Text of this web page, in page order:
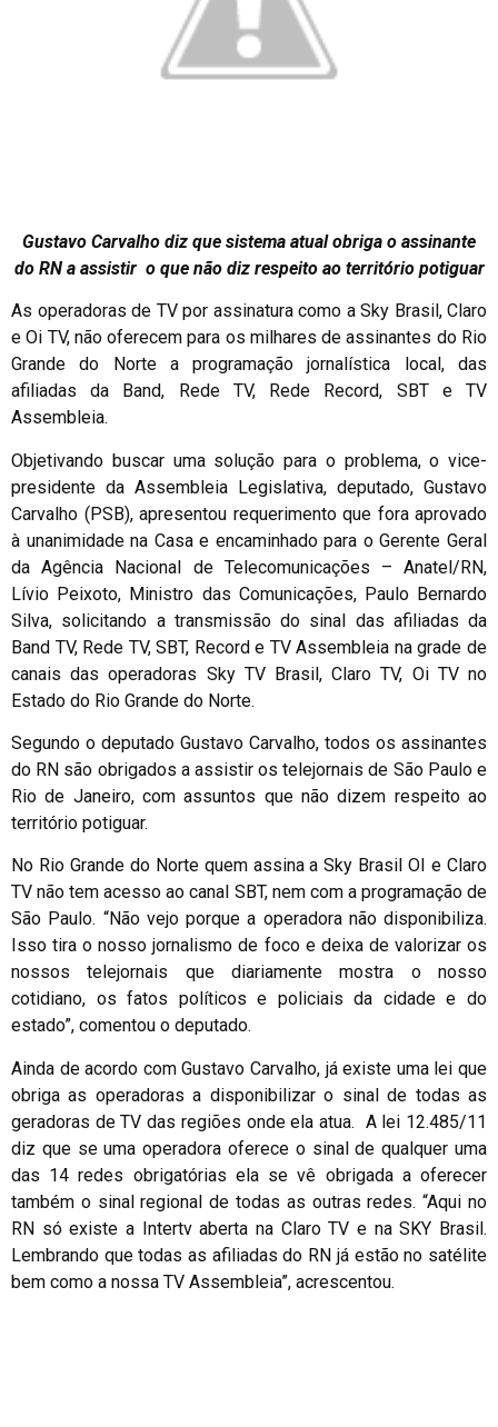
Gustavo Carvalho diz que sistema atual obriga o assinante
do RN a assistir o que não diz respeito ao território potiguar
As operadoras de TV por assinatura como a Sky Brasil, Claro
e Oi TV, não oferecem para os milhares de assinantes do Rio
Grande do Norte a programação jornalística local, das
afiliadas da Band, Rede TV, Rede Record, SBT e TV
Assembleia.
Objetivando buscar uma solução para o problema, o vice-
presidente da Assembleia Legislativa, deputado, Gustavo
Carvalho (PSB), apresentou requerimento que fora aprovado
à unanimidade na Casa e encaminhado para o Gerente Geral
da Agência Nacional de Telecomunicações – Anatel/RN,
Lívio Peixoto, Ministro das Comunicações, Paulo Bernardo
Silva, solicitando a transmissão do sinal das afiliadas da
Band TV, Rede TV, SBT, Record e TV Assembleia na grade de
canais das operadoras Sky TV Brasil, Claro TV, Oi TV no
Estado do Rio Grande do Norte.
Segundo o deputado Gustavo Carvalho, todos os assinantes
do RN são obrigados a assistir os telejornais de São Paulo e
Rio de Janeiro, com assuntos que não dizem respeito ao
território potiguar.
No Rio Grande do Norte quem assina a Sky Brasil OI e Claro
TV não tem acesso ao canal SBT, nem com a programação de
São Paulo. “Não vejo porque a operadora não disponibiliza.
Isso tira o nosso jornalismo de foco e deixa de valorizar os
nossos telejornais que diariamente mostra o nosso
cotidiano, os fatos políticos e policiais da cidade e do
estado”, comentou o deputado.
Ainda de acordo com Gustavo Carvalho, já existe uma lei que
obriga as operadoras a disponibilizar o sinal de todas as
geradoras de TV das regiões onde ela atua. A lei 12.485/11
diz que se uma operadora oferece o sinal de qualquer uma
das 14 redes obrigatórias ela se vê obrigada a oferecer
também o sinal regional de todas as outras redes. “Aqui no
RN só existe a Intertv aberta na Claro TV e na SKY Brasil.
Lembrando que todas as afiliadas do RN já estão no satélite
bem como a nossa TV Assembleia”, acrescentou.